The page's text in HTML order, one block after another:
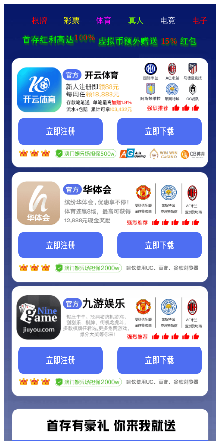
棋牌 彩票 体育 真人 电竞 电子
首存红利高达100%
虚拟币额外赠送 15% 红包